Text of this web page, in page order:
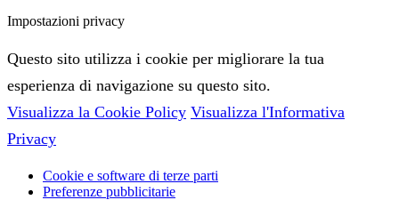
Impostazioni privacy
Questo sito utilizza i cookie per migliorare la tua
esperienza di navigazione su questo sito.
Visualizza la Cookie Policy Visualizza l'Informativa
Privacy
Cookie e software di terze parti
Preferenze pubblicitarie